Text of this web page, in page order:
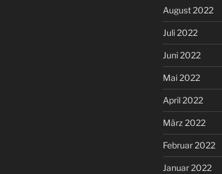
August 2022
Juli 2022
Juni 2022
Mai 2022
April 2022
März 2022
Februar 2022
Januar 2022